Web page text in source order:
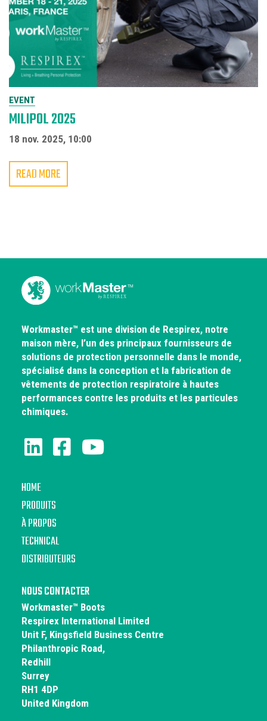
EVENT
MILIPOL 2025
18 nov. 2025, 10:00
READ MORE
Workmaster™ est une division de Respirex, notre
maison mère, l’un des principaux fournisseurs de
solutions de protection personnelle dans le monde,
spécialisé dans la conception et la fabrication de
vêtements de protection respiratoire à hautes
performances contre les produits et les particules
chimiques.
HOME
PRODUITS
À PROPOS
TECHNICAL
DISTRIBUTEURS
NOUS CONTACTER
Workmaster™ Boots
Respirex International Limited
Unit F, Kingsfield Business Centre
Philanthropic Road,
Redhill
Surrey
RH1 4DP
United Kingdom